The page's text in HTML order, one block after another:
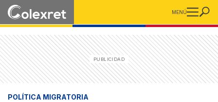
MENÚ
POLÍTICA MIGRATORIA